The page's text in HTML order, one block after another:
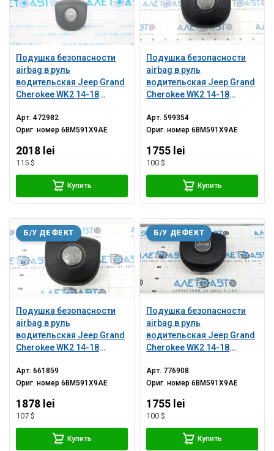
Подушка безопасности
airbag в руль
водительская Jeep Grand
Cherokee WK2 14-18
Арт.472982
Ориг. номер6BM591X9AE
2018 lei
115 $
Купить
Подушка безопасности
airbag в руль
водительская Jeep Grand
Cherokee WK2 14-18
ржавый пиропатрон
Арт.599354
Ориг. номер6BM591X9AE
1755 lei
100 $
Купить
Подушка безопасности
airbag в руль
водительская Jeep Grand
Cherokee WK2 14-18
Б/У ДЕФЕКТ
Арт.661859
Ориг. номер6BM591X9AE
1878 lei
107 $
Купить
Подушка безопасности
airbag в руль
водительская Jeep Grand
Cherokee WK2 14-18
ржавый пиропатрон
Б/У ДЕФЕКТ
Арт. 776908
Ориг. номер6BM591X9AE
1755 lei
100 $
Купить